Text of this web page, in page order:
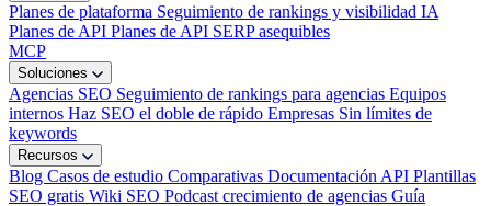
Planes de plataforma Seguimiento de rankings y visibilidad IA
Planes de API Planes de API SERP asequibles
MCP
Soluciones
Agencias SEO Seguimiento de rankings para agencias Equipos
internos Haz SEO el doble de rápido Empresas Sin límites de
keywords
Recursos
Blog Casos de estudio Comparativas Documentación API Plantillas
SEO gratis Wiki SEO Podcast crecimiento de agencias Guía